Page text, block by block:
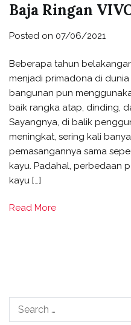
Baja Ringan
Posted on 07/06/2021
Beberapa tahun
menjadi primadona di
bangunan pun
baik rangka atap, dinding,
Sayangnya, di balik
meningkat, sering kali
pemasangannya sama
kayu. Padahal, perbedaan
kayu […]
Read More